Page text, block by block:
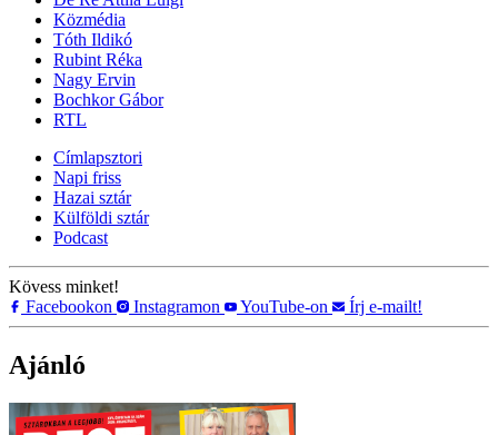
Közmédia
Tóth Ildikó
Rubint Réka
Nagy Ervin
Bochkor Gábor
RTL
Címlapsztori
Napi friss
Hazai sztár
Külföldi sztár
Podcast
Kövess minket!
Facebookon
Instagramon YouTube-on Írj e-mailt!
Ajánló